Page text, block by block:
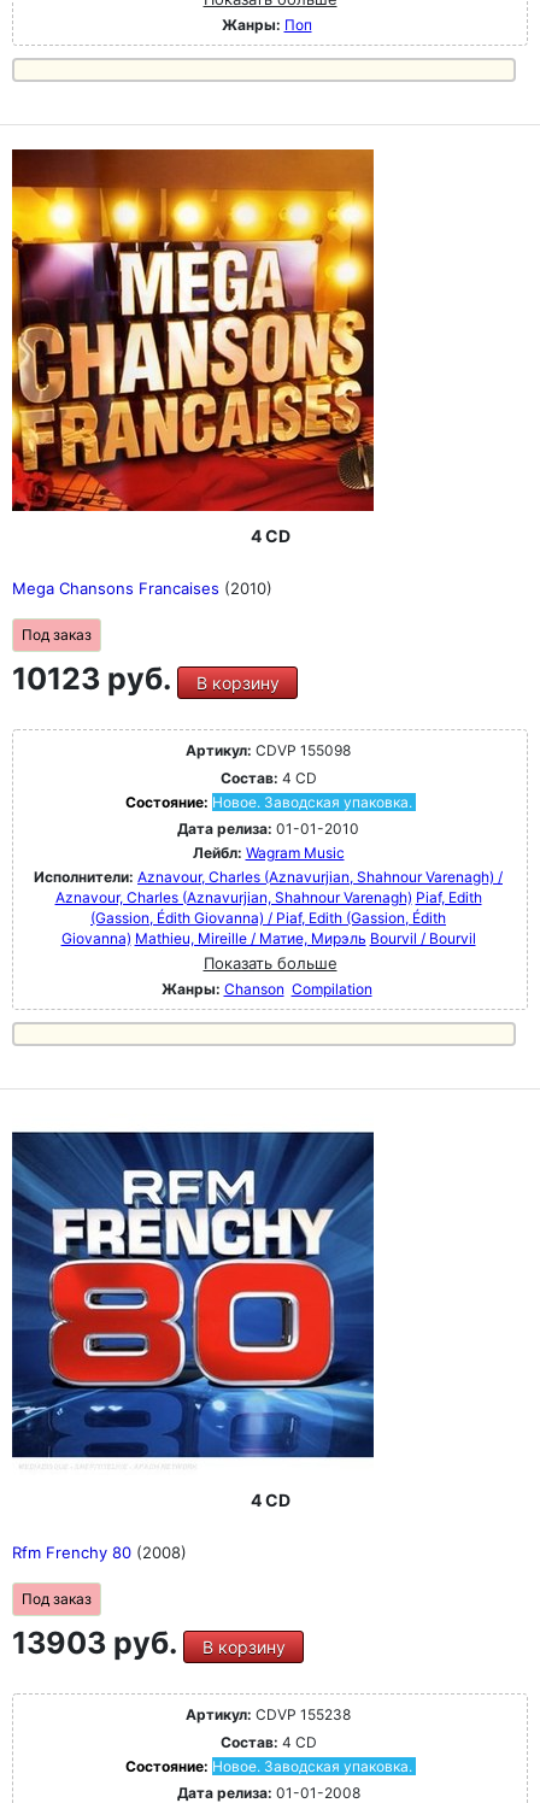
Жанры: Поп
4 CD
Mega Chansons Francaises (2010)
Под заказ
10123 руб. В корзину
Артикул: CDVP 155098
Состав: 4 CD
Состояние: Новое. Заводская упаковка.
Дата релиза: 01-01-2010
Лейбл: Wagram Music
Исполнители: Aznavour, Charles (Aznavurjian, Shahnour Varenagh) /
Aznavour, Charles (Aznavurjian, Shahnour Varenagh) Piaf, Edith
(Gassion, Édith Giovanna) / Piaf, Edith (Gassion, Édith
Giovanna) Mathieu, Mireille / Матие, Мирэль Bourvil / Bourvil
Показать больше
Жанры: Chanson Compilation
4 CD
Rfm Frenchy 80 (2008)
Под заказ
13903 руб. В корзину
Артикул: CDVP 155238
Состав: 4 CD
Состояние: Новое. Заводская упаковка.
Дата релиза: 01-01-2008